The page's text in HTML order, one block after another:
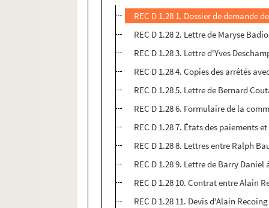
REC D 1.28 1. Dossier de demande
REC D 1.28 2. Lettre de Maryse
REC D 1.28 3. Lettre d'Yves
REC D 1.28 4. Copies des arrêtés
REC D 1.28 5. Lettre de Bernard
REC D 1.28 6. Formulaire de la
REC D 1.28 7. États des
REC D 1.28 8. Lettres entre Ralph
REC D 1.28 9. Lettre de Barry
REC D 1.28 10. Contrat entre Alain
REC D 1.28 11. Devis d'Alain